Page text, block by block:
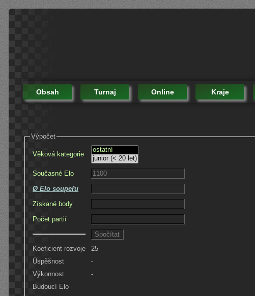
Obsah Turnaj Online Kraje
Výpočet
Věková kategorie
Současné Elo
Ø Elo soupeřu
Získané body
Počet partií
Koeficient rozvoje
25
Úspěšnost
-
Výkonnost
-
Budoucí Elo